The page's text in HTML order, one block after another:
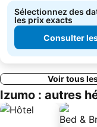
Sélectionnez des
les prix exacts
Consulter
Voir tous
Izumo : autres